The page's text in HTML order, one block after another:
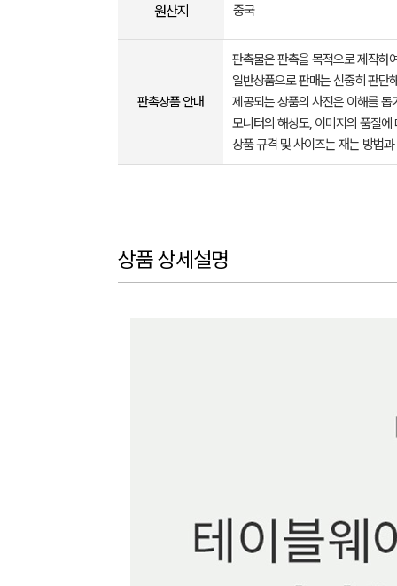
원산지 중국
판촉상품 안내
판촉물은 판촉을 목적으로 제작하
일반상품으로 판매는 신중히 판단
제공되는 상품의 사진은 이해를
모니터의 해상도, 이미지의 품질
상품 규격 및 사이즈는 재는 방법
상품 상세설명